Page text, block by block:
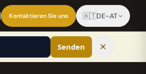
Kontaktieren Sie uns 🇦🇹DE-AT
Senden